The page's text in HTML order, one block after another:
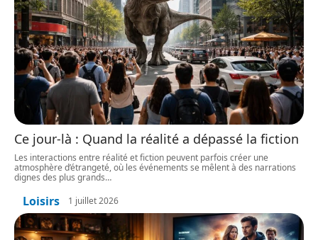
Ce jour-là : Quand la réalité a dépassé la fiction
Les interactions entre réalité et fiction peuvent parfois créer une
atmosphère d’étrangeté, où les événements se mêlent à des narrations
dignes des plus grands…
Loisirs 1 juillet 2026